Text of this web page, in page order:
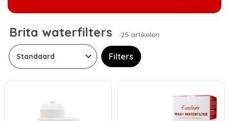
Brita waterfilters 25 artikelen
Filters